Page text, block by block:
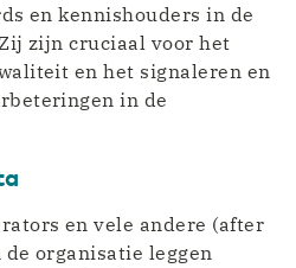
en kennishouders in de
zijn cruciaal voor het
en het signaleren en
in de
en vele andere (after
organisatie leggen